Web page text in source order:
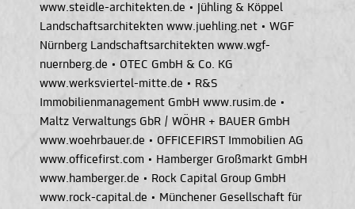
www.steidle-architekten.de • Jühling & Köppel
Landschaftsarchitekten www.juehling.net • WGF
Nürnberg Landschaftsarchitekten www.wgf-
nuernberg.de • OTEC GmbH & Co. KG
www.werksviertel-mitte.de • R&S
Immobilienmanagement GmbH www.rusim.de •
Maltz Verwaltungs GbR / WÖHR + BAUER GmbH
www.woehrbauer.de • OFFICEFIRST Immobilien AG
www.officefirst.com • Hamberger Großmarkt GmbH
www.hamberger.de • Rock Capital Group GmbH
www.rock-capital.de • Münchener Gesellschaft für